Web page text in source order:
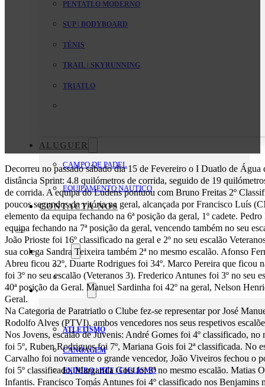
PENTATLO MODERNO
SUP | BODYBOARD
TÉNIS
TRAIL | SKYRUNNING
TRIATLO
ALUGUER
CAMPO DE PADEL
EQUIPAMENTO NAUTICO
CONTACTA-NOS
O Clube
Mensagem da Direção
Estatutos
Modalidades
ATLETISMO
CANOAGEM
ENDURO | BTT | CICLISMO
Decorreu no passado sábado dia 15 de Fevereiro o I Duatlo de Água
distância Sprint: 4.8 quilómetros de corrida, seguido de 19
de corrida. A equipa do Ludens pontuou com Bruno Freitas 2º
poucos segundos da vitória na geral, alcançada por Francisco Luís
elemento da equipa fechando na 6ª posição da geral, 1º cadete.
equipa fechando na 7ª posição da geral, vencendo também no seu
João Prioste foi 16º classificado na geral e 2º no seu escalão
sua colega Sandra Teixeira também 2ª no mesmo escalão. Afonso
Abreu ficou 32º, Duarte Rodrigues foi 34º. Marco Pereira que ficou
foi 3º no seu escalão (Veteranos 3). Frederico Antunes foi 3º no seu
40ª posição da Geral. Manuel Sardinha foi 42º na geral, Nelson
Geral.
Na Categoria de Paratriatlo o Clube fez-se representar por José
Rodolfo Alves (PTVI), ambos vencedores nos seus respetivos
Nos Jovens, escalão de Juvenis: André Gomes foi 4º classificado,
foi 5º, Ruben Rodrigues foi 7º, Mariana Gois foi 2ª classificada. No
Carvalho foi novamente o grande vencedor, João Viveiros fechou o
foi 5º classificado, Margarida Gois foi 3ª no mesmo escalão. Matias
Infantis. Francisco Tomás Antunes foi 4º classificado nos Benjamins